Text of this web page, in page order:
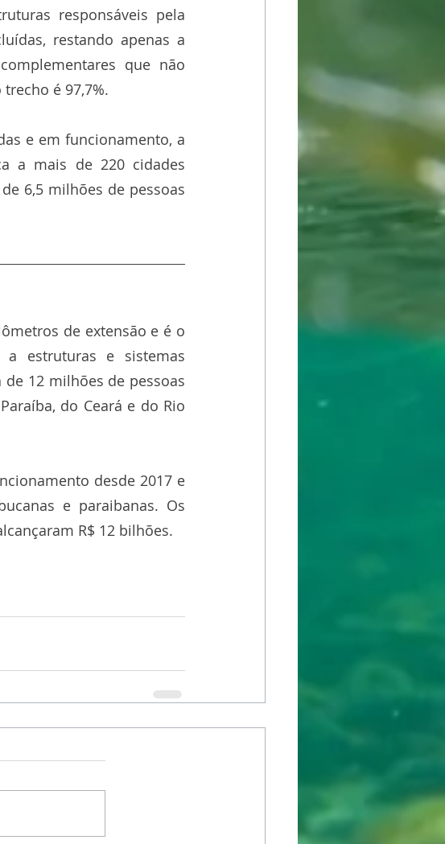
responsáveis pela
restando apenas a
que não
é 97,7%.
e em funcionamento, a
a mais de 220 cidades
6,5 milhões de pessoas
de extensão e é o
estruturas e sistemas
12 milhões de pessoas
do Ceará e do Rio
desde 2017 e
e paraibanas. Os
R$ 12 bilhões.